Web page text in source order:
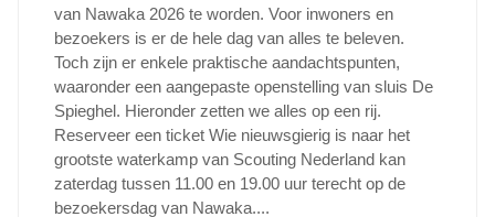
van Nawaka 2026 te worden. Voor inwoners en
bezoekers is er de hele dag van alles te beleven.
Toch zijn er enkele praktische aandachtspunten,
waaronder een aangepaste openstelling van sluis De
Spieghel. Hieronder zetten we alles op een rij.
Reserveer een ticket Wie nieuwsgierig is naar het
grootste waterkamp van Scouting Nederland kan
zaterdag tussen 11.00 en 19.00 uur terecht op de
bezoekersdag van Nawaka....